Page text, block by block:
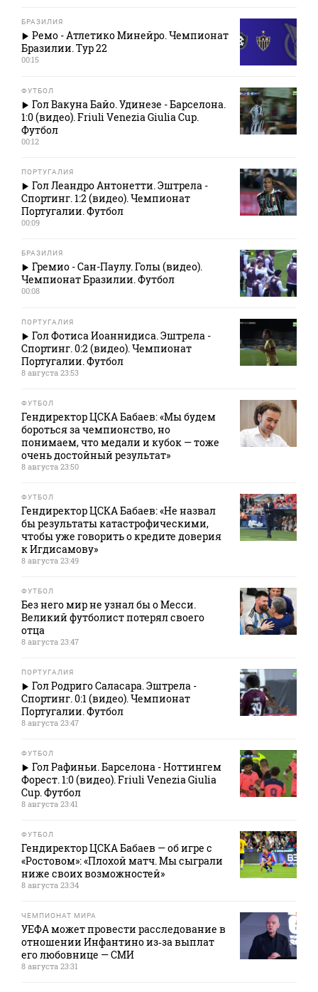
БРАЗИЛИЯ
Ремо - Атлетико Минейро. Чемпионат
Бразилии. Тур 22
00:15
ФУТБОЛ
Гол Вакуна Байо. Удинезе - Барселона.
1:0 (видео). Friuli Venezia Giulia Cup.
Футбол
00:12
ПОРТУГАЛИЯ
Гол Леандро Антонетти. Эштрела -
Спортинг. 1:2 (видео). Чемпионат
Португалии. Футбол
00:09
БРАЗИЛИЯ
Гремио - Сан-Паулу. Голы (видео).
Чемпионат Бразилии. Футбол
00:08
ПОРТУГАЛИЯ
Гол Фотиса Иоаннидиса. Эштрела -
Спортинг. 0:2 (видео). Чемпионат
Португалии. Футбол
8 августа 23:53
ФУТБОЛ
Гендиректор ЦСКА Бабаев: «Мы будем
бороться за чемпионство, но
понимаем, что медали и кубок — тоже
очень достойный результат»
8 августа 23:50
ФУТБОЛ
Гендиректор ЦСКА Бабаев: «Не назвал
бы результаты катастрофическими,
чтобы уже говорить о кредите доверия
к Игдисамову»
8 августа 23:49
ФУТБОЛ
Без него мир не узнал бы о Месси.
Великий футболист потерял своего
отца
8 августа 23:47
ПОРТУГАЛИЯ
Гол Родриго Саласара. Эштрела -
Спортинг. 0:1 (видео). Чемпионат
Португалии. Футбол
8 августа 23:47
ФУТБОЛ
Гол Рафиньи. Барселона - Ноттингем
Форест. 1:0 (видео). Friuli Venezia Giulia
Cup. Футбол
8 августа 23:41
ФУТБОЛ
Гендиректор ЦСКА Бабаев — об игре с
«Ростовом»: «Плохой матч. Мы сыграли
ниже своих возможностей»
8 августа 23:34
ЧЕМПИОНАТ МИРА
УЕФА может провести расследование в
отношении Инфантино из‑за выплат
его любовнице — СМИ
8 августа 23:31